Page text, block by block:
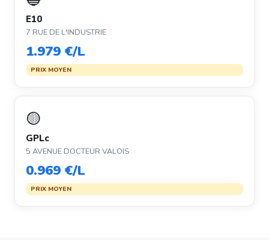
E10
7 RUE DE L'INDUSTRIE
1.979 €/L
PRIX MOYEN
🟡
GPLc
5 AVENUE DOCTEUR VALOIS
0.969 €/L
PRIX MOYEN